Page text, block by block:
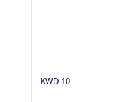
10 KWD